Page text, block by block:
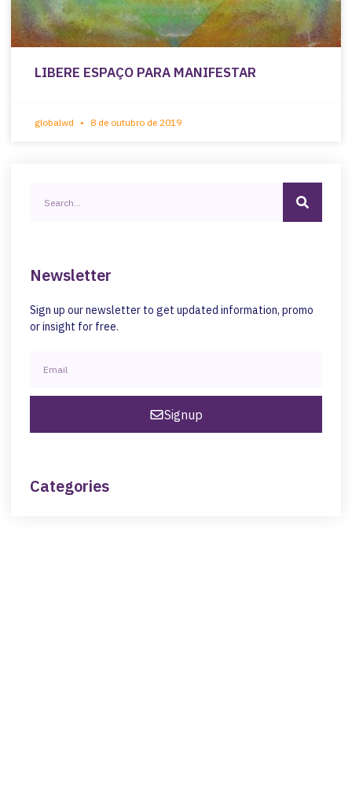
LIBERE ESPAÇO PARA MANIFESTAR
globalwd 8 de outubro de 2019
Newsletter
Sign up our newsletter to get updated information, promo
or insight for free.
Signup
Categories